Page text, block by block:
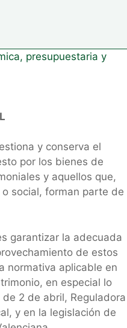
presupuestaria y
y conserva el
por los bienes de
y aquellos que,
social, forman parte de
garantizar la adecuada
de estos
normativa aplicable en
en especial lo
2 de abril, Reguladora
y en la legislación de